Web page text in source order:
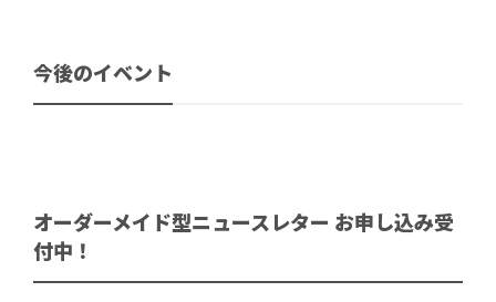
今後のイベント
オーダーメイド型ニュースレター お申し込み受
付中！